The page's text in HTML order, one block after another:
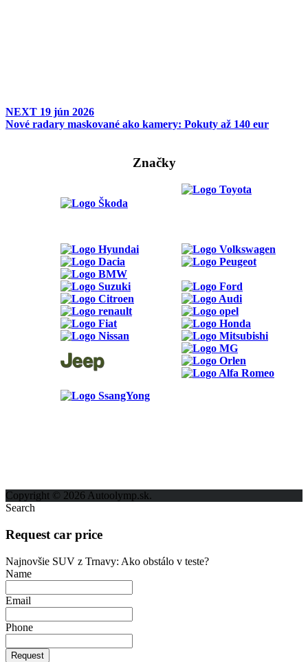
NEXT 19 jún 2026
Nové radary maskované ako kamery: Pokuty až 140 eur
Značky
Copyright © 2026 Autoolymp.sk.
Search
Request car price
Najnovšie SUV z Trnavy: Ako obstálo v teste?
Name
Email
Phone
Request